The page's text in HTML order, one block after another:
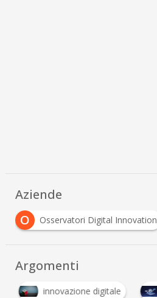
Aziende
O
Osservatori Digital Innovation
Argomenti
innovazione digitale